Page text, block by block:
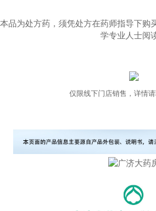
本品为处方药，须凭处方在药师指导下购
学专业人士阅
仅限线下门店销售，详情